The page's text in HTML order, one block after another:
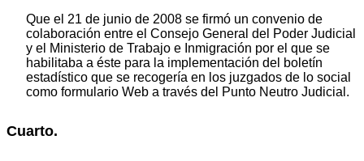
Que el 21 de junio de 2008 se firmó un convenio de
colaboración entre el Consejo General del Poder Judicial
y el Ministerio de Trabajo e Inmigración por el que se
habilitaba a éste para la implementación del boletín
estadístico que se recogería en los juzgados de lo social
como formulario Web a través del Punto Neutro Judicial.
Cuarto.